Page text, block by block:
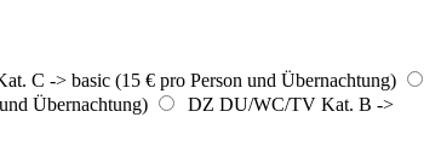
C -> basic (15 € pro Person und Übernachtung)
Übernachtung)
DZ DU/WC/TV Kat. B ->